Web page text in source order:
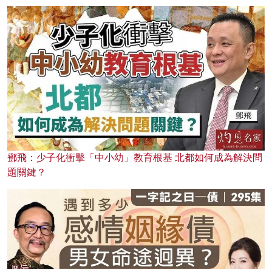
鄧飛：少子化衝擊「中小幼」教育根基 北都如何成為解決問
題關鍵？